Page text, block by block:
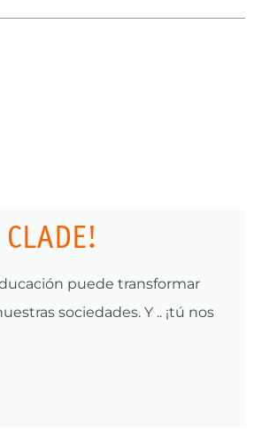
puede transformar
sociedades. Y .. ¡tú nos